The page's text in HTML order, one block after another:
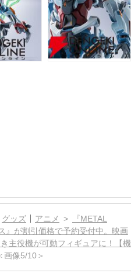
グッズ アニメ
『METAL
』が割引価格で予約受付中。映画
主役機が可動フィギュアに！【機
画像5/10＞